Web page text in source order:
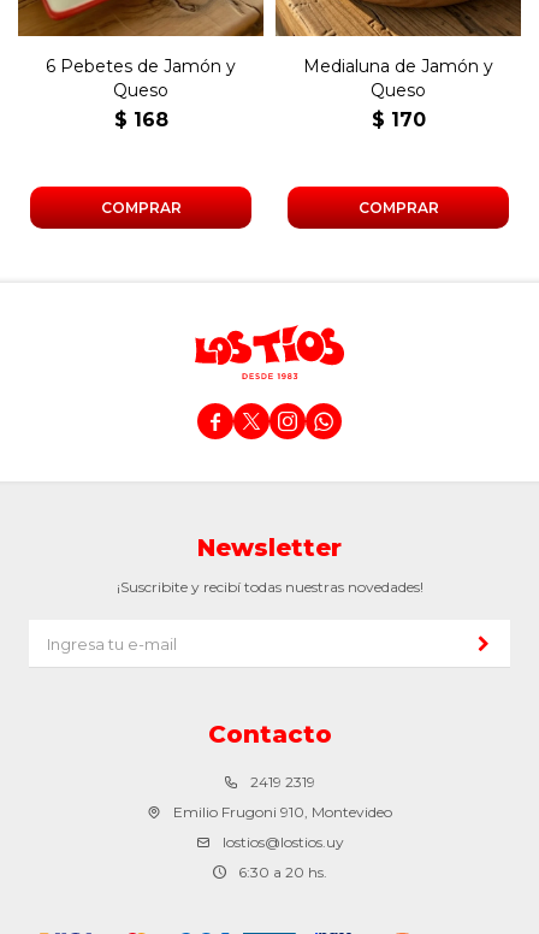
6 Pebetes de Jamón y
Queso
$ 168
Medialuna de Jamón y
Queso
$ 170
   
Contacto
2419 2319
Emilio Frugoni 910, Montevideo
lostios@lostios.uy
6:30 a 20 hs.
Newsletter
¡Suscribite y recibí todas nuestras novedades!